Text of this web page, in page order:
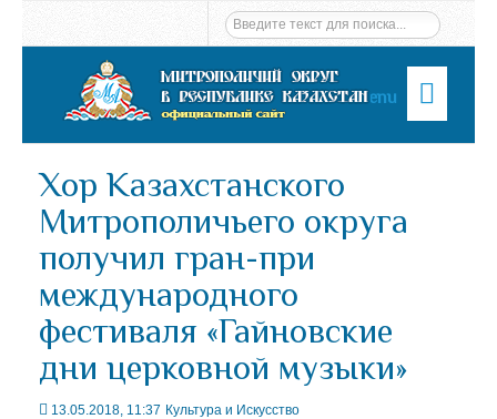
Menu
Хор Казахстанского
Митрополичьего округа
получил гран-при
международного
фестиваля «Гайновские
дни церковной музыки»
13.05.2018, 11:37 Культура и Искусство